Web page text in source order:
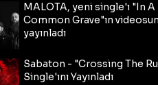
MALOTA, yeni single'ı "In A
Common Grave"ın
yayınladı
Sabaton - "Crossing The
Single'ını Yayınladı